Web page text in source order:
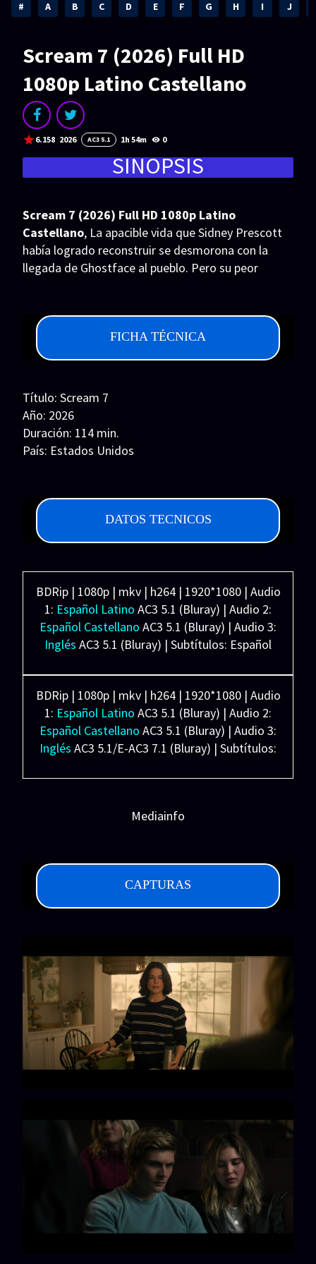
Comedia Crimen
Terror Drama
Familia
Fantástico
Thriller
SERIES
Series 1080p Series 4K HDR
Series 1080p 60 FPS
¿COMO DESCARGAR?
TIPOS DE CALIDADES
VIP
# A B C D E F G H I J
Scream 7 (2026) Full HD
1080p Latino Castellano
6.158 2026 AC3 5.1 1h 54m 0
SINOPSIS
Scream 7 (2026) Full HD 1080p Latino
Castellano, La apacible vida que Sidney Prescott
había logrado reconstruir se desmorona con la
llegada de Ghostface al pueblo. Pero su peor
FICHA TÉCNICA
Título: Scream 7
Año: 2026
Duración: 114 min.
País: Estados Unidos
Música: Marco Beltrami
Fotografía: Ramsey Nickell
Reparto: Neve Campbell, Courteney Cox, Isabel
L. Jackson, Anna Camp, Joel McHale, Celeste
O'Connor, Sam Rechner, Asa Germann, Mckenna
Grace, Matthew Lillard, Kraig Dane, Ethan Embry,
Mark Consuelos, Victor Turpin
Distribuidora: Paramount Pictures, Spyglass
Silence, Outerbanks Entertainment. Distribuidora:
Paramount Pictures
DATOS TECNICOS
BDRip | 1080p | mkv | h264 | 1920*1080 | Audio
1: Español Latino AC3 5.1 (Bluray) | Audio 2:
Español Castellano AC3 5.1 (Bluray) | Audio 3:
Inglés AC3 5.1 (Bluray) | Subtítulos: Español
Forzados (SRT)(PGS)
Ligera: 4.91 GB
BDRip | 1080p | mkv | h264 | 1920*1080 | Audio
1: Español Latino AC3 5.1 (Bluray) | Audio 2:
Español Castellano AC3 5.1 (Bluray) | Audio 3:
Inglés AC3 5.1/E-AC3 7.1 (Bluray) | Subtítulos:
Español Forzados (SRT)(PGS)
Mediainfo
CAPTURAS